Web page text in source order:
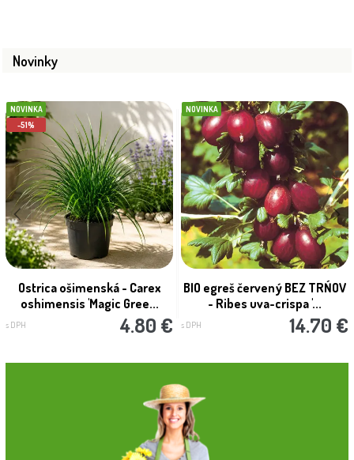
Novinky
NOVINKA
-51%
Ostrica ošimenská - Carex
oshimensis 'Magic Gree...
s DPH 4.80 €
NOVINKA
BIO egreš červený BEZ TRŃOV
- Ribes uva-crispa '...
s DPH 14.70 €